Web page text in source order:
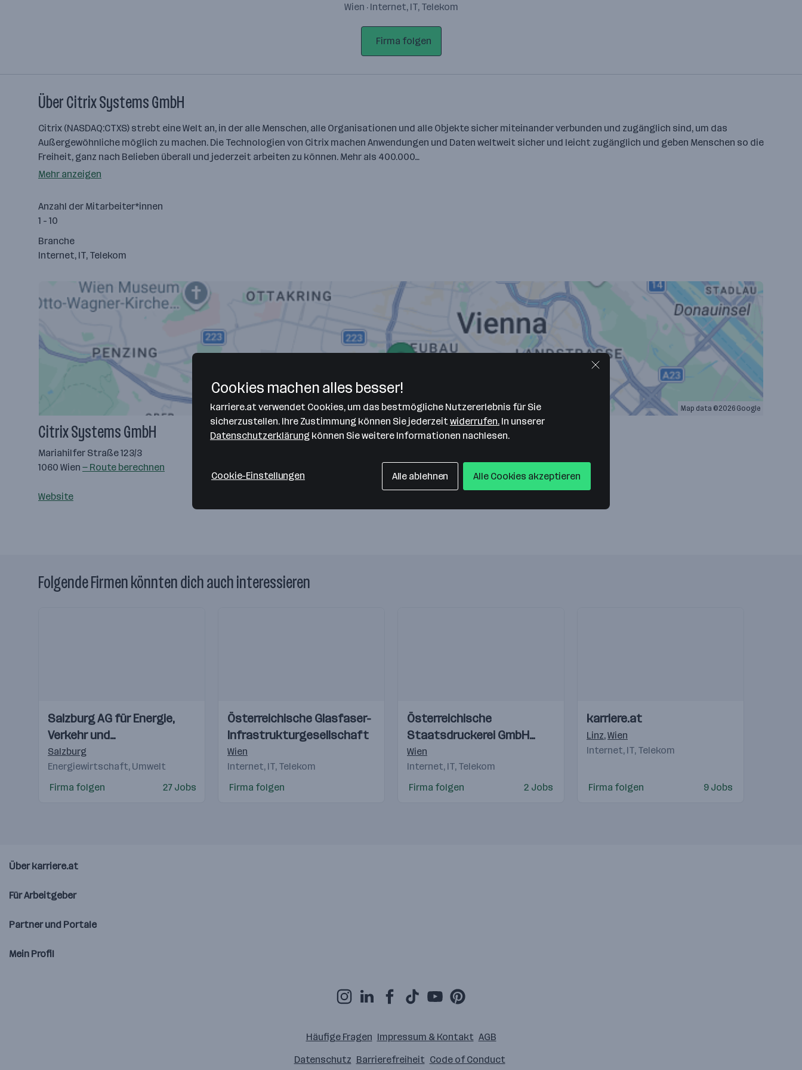
Wien · Internet, IT, Telekom
Firma folgen
Über Citrix Systems GmbH
Citrix (NASDAQ:CTXS) strebt eine Welt an, in der alle Menschen, alle Organisationen und alle Objekte sicher miteinander verbunden und zugänglich sind, um das
Außergewöhnliche möglich zu machen. Die Technologien von Citrix machen Anwendungen und Daten weltweit sicher und leicht zugänglich und geben Menschen so die
Freiheit, ganz nach Belieben überall und jederzeit arbeiten zu können. Mehr als 400.000…
Mehr anzeigen
Anzahl der Mitarbeiter*innen
1 - 10
Branche
Internet, IT, Telekom
Map data ©2026 Google
Citrix Systems GmbH
Mariahilfer Straße 123/3
1060 Wien — Route berechnen
Website
Folgende Firmen könnten dich auch interessieren
Videos
Einblicke
Einblicke
Salzburg AG für Energie,
Verkehr und
Telekommunikation
Salzburg
Energiewirtschaft, Umwelt
Firma folgen
27 Jobs
Videos
Einblicke
Einblicke
Österreichische Glasfaser-
Infrastrukturgesellschaft
Wien
Internet, IT, Telekom
Firma folgen
Videos
Einblicke
Einblicke
Österreichische
Staatsdruckerei GmbH
(OeSD)
Wien
Internet, IT, Telekom
Firma folgen
2 Jobs
Videos
Einblicke
Einblicke
karriere.at
Linz,Wien
Internet, IT, Telekom
Firma folgen 9 Jobs
Über karriere.at
Für Arbeitgeber
Partner und Portale
Mein Profil
Häufige Fragen Impressum & Kontakt AGB
Datenschutz Barrierefreiheit Code of Conduct
Cookies machen alles besser!
karriere.at verwendet Cookies, um das bestmögliche Nutzererlebnis für Sie
sicherzustellen. Ihre Zustimmung können Sie jederzeitwiderrufen. In unserer
Datenschutzerklärung können Sie weitere Informationen nachlesen.
Cookie-Einstellungen Alle ablehnen Alle Cookies akzeptieren